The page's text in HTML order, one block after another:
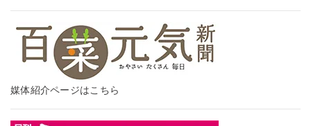
媒体紹介ページはこちら